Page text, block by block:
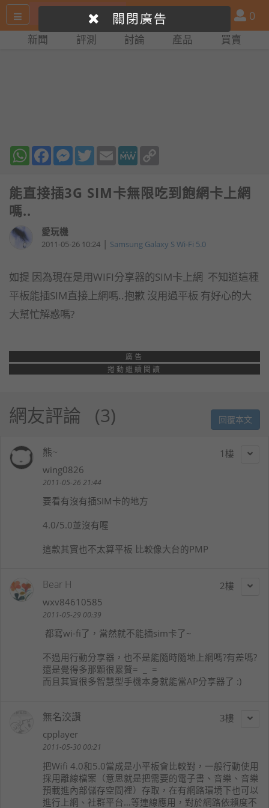
尋
產
品
比
會
員
0
新聞 評測 討論 產品 買賣
WhatsAppFacebookMessenger
TwitterEmail MeWe
能直接插3G SIM卡無限吃到飽網卡上網
嗎..
愛玩機
2011-05-26 10:24 | Samsung Galaxy S Wi-Fi 5.0
如提 因為現在是用WIFI分享器的SIM卡上網 不知道這種
平板能插SIM直接上網嗎..抱歉 沒用過平板 有好心的大
大幫忙解惑嗎?
關閉廣告
廣告
捲動繼續閱讀
網友評論 3 回覆本文
1
熊~
wing0826
2011-05-26 21:44
要看有沒有插SIM卡的地方
4.0/5.0並沒有喔
這款其實也不太算平板 比較像大台的PMP
2
Bear H
wxv84610585
2011-05-29 00:39
都寫wi-fi了，當然就不能插sim卡了~
不過用行動分享器，也不是能隨時隨地上網嗎?有差嗎?
還是覺得多那顆很累贅= _ =
而且其實很多智慧型手機本身就能當AP分享器了 :)
3
無名洨讚
cpplayer
2011-05-30 00:21
把Wifi 4.0和5.0當成是小平板會比較對，一般行動使用
採用離線檔案（意思就是把需要的電子書、音樂、音樂
預載進內部儲存空間裡）存取，在有網路環境下也可以
進行上網、社群平台…等連線應用，對於網路依賴度不